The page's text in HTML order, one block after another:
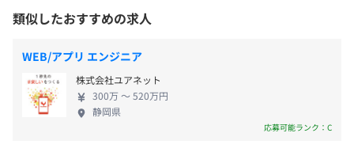
・PC：MacBookAir(AppleSilicon) or
・モニター：EIZO FlexScan 27
・チェア：OKAMURA Baron
受動喫煙防止措置に関する事項
東急東横線「祐天寺駅」直結（0分）
社会保険完備（健康保険・厚生年金加入・雇用保険・労災
現在は小さなチームで試行錯誤中ですが、将来的に
はチームを拡大し、より多様な働き方を可能にする
体制を整える予定です。フレックスタイム制（コアタ
イムなし）、週1日のリモートワーク制度を導入し、
すべてのメンバーが利用可能。また、チームメンバ
ー紹介制度を設け、紹介者には報酬（約30万円）を
支給しています。さらに働きやすい環境づくりを目指
類似したおすすめの求人
WEB/アプリ エンジニア
株式会社ユアネット
300万 〜 520万円
静岡県
応募可能ランク：C